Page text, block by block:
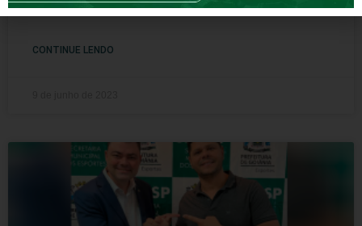
Regional de Educação Física
CONTINUE LENDO